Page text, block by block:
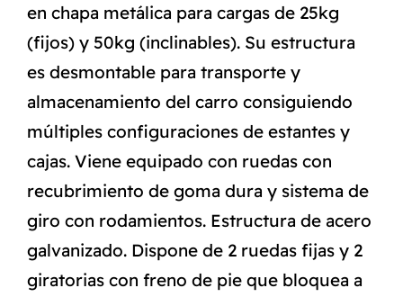
en chapa metálica para cargas de 25kg
(fijos) y 50kg (inclinables). Su estructura
es desmontable para transporte y
almacenamiento del carro consiguiendo
múltiples configuraciones de estantes y
cajas. Viene equipado con ruedas con
recubrimiento de goma dura y sistema de
giro con rodamientos. Estructura de acero
galvanizado. Dispone de 2 ruedas fijas y 2
giratorias con freno de pie que bloquea a